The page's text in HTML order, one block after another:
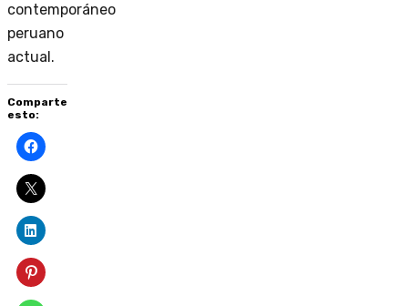
contemporáneo
peruano
actual.
Comparte
esto: